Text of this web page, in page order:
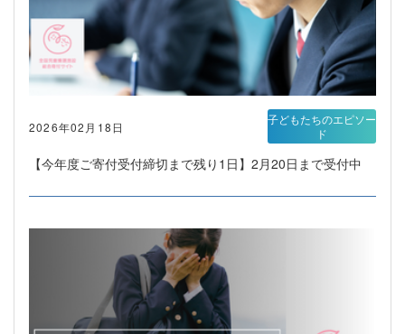
2026年02月18日
【今年度ご寄付受付締切まで残り1日】2月20日まで受付中
子どもたちのエピソー
ド